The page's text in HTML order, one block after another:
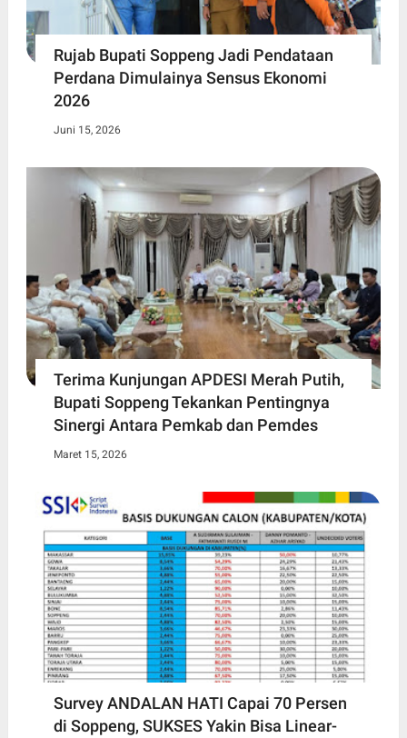
Rujab Bupati Soppeng Jadi Pendataan
Perdana Dimulainya Sensus Ekonomi
2026
Juni 15, 2026
Terima Kunjungan APDESI Merah Putih,
Bupati Soppeng Tekankan Pentingnya
Sinergi Antara Pemkab dan Pemdes
Maret 15, 2026
Survey ANDALAN HATI Capai 70 Persen
di Soppeng, SUKSES Yakin Bisa Linear-